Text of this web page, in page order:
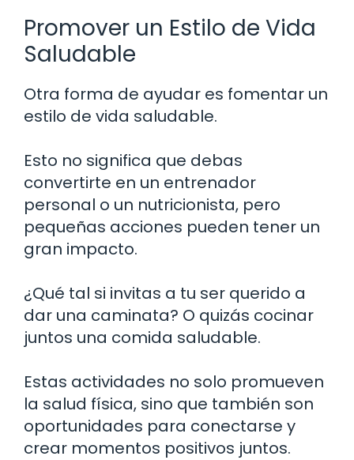
Promover un Estilo de Vida
Saludable
Otra forma de ayudar es fomentar un
estilo de vida saludable.
Esto no significa que debas
convertirte en un entrenador
personal o un nutricionista, pero
pequeñas acciones pueden tener un
gran impacto.
¿Qué tal si invitas a tu ser querido a
dar una caminata? O quizás cocinar
juntos una comida saludable.
Estas actividades no solo promueven
la salud física, sino que también son
oportunidades para conectarse y
crear momentos positivos juntos.